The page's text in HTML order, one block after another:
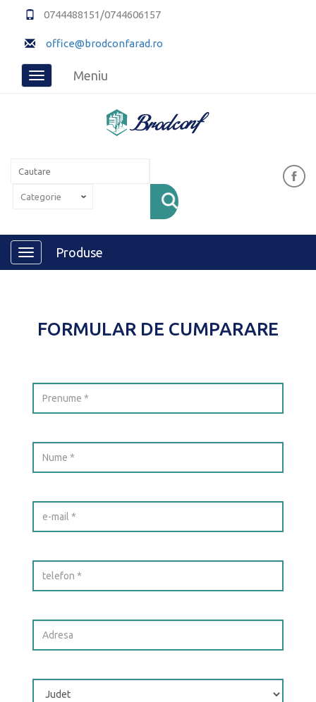
0744488151/0744606157
office@brodconfarad.ro
Toggle
Meniu
Toggle
navigation
Produse
FORMULAR DE CUMPARARE